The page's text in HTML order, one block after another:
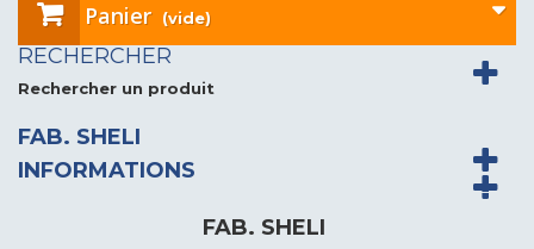
Panier (vide)
RECHERCHER
Rechercher un produit
FAB. SHELI
INFORMATIONS
FAB. SHELI